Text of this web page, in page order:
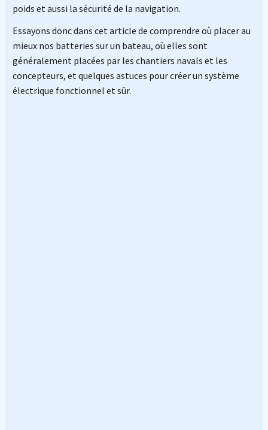
poids et aussi la sécurité de la navigation.
Essayons donc dans cet article de comprendre où placer au
mieux nos batteries sur un bateau, où elles sont
généralement placées par les chantiers navals et les
concepteurs, et quelques astuces pour créer un système
électrique fonctionnel et sûr.